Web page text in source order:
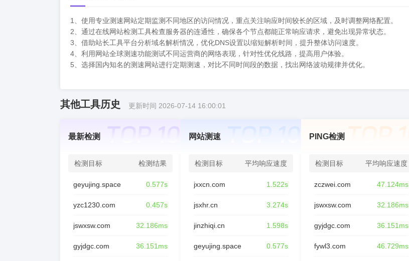
1、使用专业测速网站定期监测不同地区的访问情况，重点关注响应时间较长的区域，及时调整网络配置。
2、通过在线网站检测工具检查服务器的连通性，确保各个节点都能正常响应请求，避免出现异常状态。
3、借助站长工具平台分析域名解析情况，优化DNS设置以缩短解析时间，提升整体访问速度。
4、利用网站全球测速功能测试不同运营商的网络表现，针对性优化线路，提高用户体验。
5、选择国内知名的测速网站进行定期测速，对比不同时间段的数据，找出网络波动规律并优化。
其他工具历史 更新时间 2026-07-14 16:00:01
最新检测
检测目标 检测结果
geyujing.space 0.577s
yzc1230.com 0.457s
jswxsw.com 32.186ms
gyjdgc.com 36.151ms
网站测速
检测目标 平均响应速度
jxxcn.com 1.522s
jsxhr.cn 3.274s
jinzhiqi.cn 1.598s
geyujing.space 0.577s
PING检测
检测目标 平均响应速度
zczwei.com 47.124ms
jswxsw.com 32.186ms
gyjdgc.com 36.151ms
fywl3.com 46.729ms